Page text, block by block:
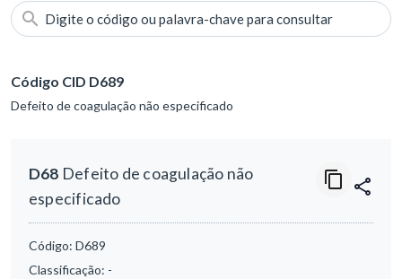
Digite o código ou palavra-chave para consultar
Código CID D689
Defeito de coagulação não especificado
D68 Defeito de coagulação não
especificado
Código: D689
Classificação: -